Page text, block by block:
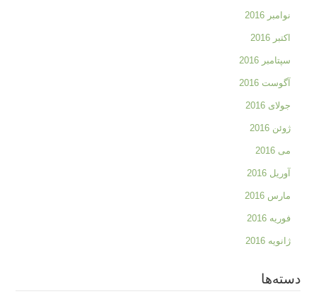
نوامبر 2016
اکتبر 2016
سپتامبر 2016
آگوست 2016
جولای 2016
ژوئن 2016
می 2016
آوریل 2016
مارس 2016
فوریه 2016
ژانویه 2016
دسته‌ها